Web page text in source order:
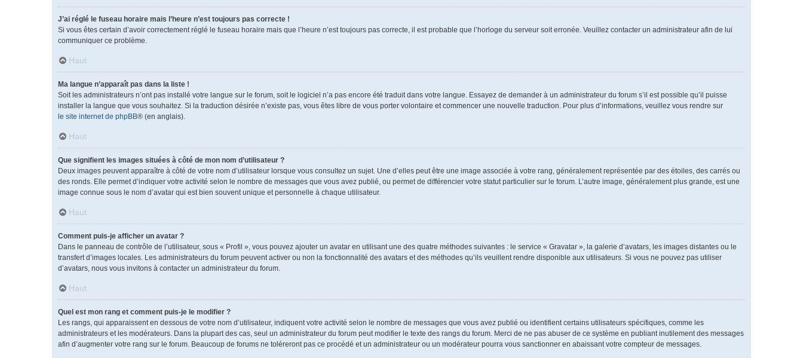
J’ai réglé le fuseau horaire mais l’heure n’est toujours pas correcte !
Si vous êtes certain d’avoir correctement réglé le fuseau horaire mais que l’heure n’est toujours pas correcte, il est probable que l’horloge du serveur soit erronée. Veuillez contacter un administrateur afin de lui
communiquer ce problème.
Haut
Ma langue n’apparaît pas dans la liste !
Soit les administrateurs n’ont pas installé votre langue sur le forum, soit le logiciel n’a pas encore été traduit dans votre langue. Essayez de demander à un administrateur du forum s’il est possible qu’il puisse
installer la langue que vous souhaitez. Si la traduction désirée n’existe pas, vous êtes libre de vous porter volontaire et commencer une nouvelle traduction. Pour plus d’informations, veuillez vous rendre sur
le site internet de phpBB® (en anglais).
Haut
Que signifient les images situées à côté de mon nom d’utilisateur ?
Deux images peuvent apparaître à côté de votre nom d’utilisateur lorsque vous consultez un sujet. Une d’elles peut être une image associée à votre rang, généralement représentée par des étoiles, des carrés ou
des ronds. Elle permet d’indiquer votre activité selon le nombre de messages que vous avez publié, ou permet de différencier votre statut particulier sur le forum. L’autre image, généralement plus grande, est une
image connue sous le nom d’avatar qui est bien souvent unique et personnelle à chaque utilisateur.
Haut
Comment puis-je afficher un avatar ?
Dans le panneau de contrôle de l’utilisateur, sous « Profil », vous pouvez ajouter un avatar en utilisant une des quatre méthodes suivantes : le service « Gravatar », la galerie d’avatars, les images distantes ou le
transfert d’images locales. Les administrateurs du forum peuvent activer ou non la fonctionnalité des avatars et des méthodes qu’ils veuillent rendre disponible aux utilisateurs. Si vous ne pouvez pas utiliser
d’avatars, nous vous invitons à contacter un administrateur du forum.
Haut
Quel est mon rang et comment puis-je le modifier ?
Les rangs, qui apparaissent en dessous de votre nom d’utilisateur, indiquent votre activité selon le nombre de messages que vous avez publié ou identifient certains utilisateurs spécifiques, comme les
administrateurs et les modérateurs. Dans la plupart des cas, seul un administrateur du forum peut modifier le texte des rangs du forum. Merci de ne pas abuser de ce système en publiant inutilement des messages
afin d’augmenter votre rang sur le forum. Beaucoup de forums ne toléreront pas ce procédé et un administrateur ou un modérateur pourra vous sanctionner en abaissant votre compteur de messages.